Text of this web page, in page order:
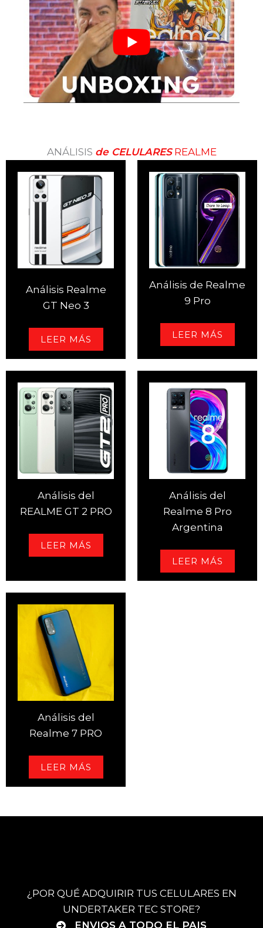
ANÁLISIS de CELULARES REALME
Análisis Realme
GT Neo 3
LEER MÁS
Análisis de Realme
9 Pro
LEER MÁS
Análisis del
REALME GT 2 PRO
LEER MÁS
Análisis del
Realme 8 Pro
Argentina
LEER MÁS
Análisis del
Realme 7 PRO
LEER MÁS
¿POR QUÉ ADQUIRIR TUS CELULARES EN
UNDERTAKER TEC STORE?
ENVIOS A TODO EL PAIS